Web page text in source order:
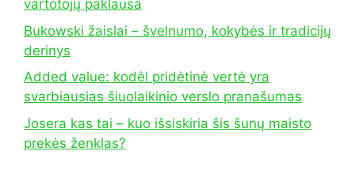
vartotojų paklausa
Bukowski žaislai – švelnumo, kokybės ir tradicijų
derinys
Added value: kodėl pridėtinė vertė yra
svarbiausias šiuolaikinio verslo pranašumas
Josera kas tai – kuo išsiskiria šis šunų maisto
prekės ženklas?